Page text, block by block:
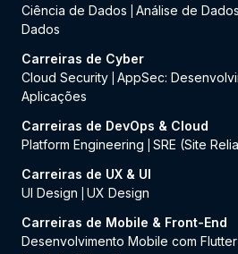
Ciência de Dados
Análise de Dados
Dados
Carreiras de Cyber
Cloud Security AppSec:
Aplicações
Carreiras de DevOps & Cloud
Platform Engineering
SRE (Site
Carreiras de UX & UI
UI Design
UX Design
Carreiras de Mobile & Front-End
Desenvolvimento Mobile com Flutter